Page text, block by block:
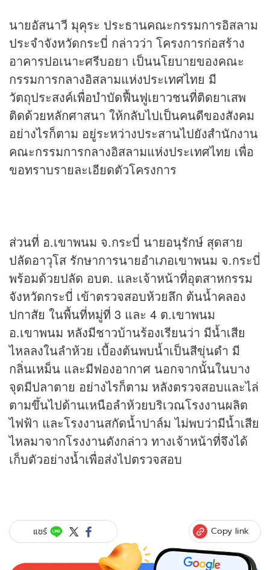
นายอัสนาวี มุคุระ ประธานคณะกรรมการอิสลาม
ประจำจังหวัดกระบี่ กล่าวว่า โครงการก่อสร้าง
อาคารปอเนาะศรีบอยา เป็นนโยบายของคณะ
กรรมการกลางอิสลามแห่งประเทศไทย มี
วัตถุประสงค์เพื่อบำบัดฟื้นฟูเยาวชนที่ติดยาเสพ
ติดด้วยหลักศาสนา ให้กลับไปเป็นคนดีของสังคม
อย่างไรก็ตาม อยู่ระหว่างประสานไปยังสำนักงาน
คณะกรรมการกลางอิสลามแห่งประเทศไทย เพื่อ
ขอทราบรายละเอียดตัวโครงการ
ส่วนที่ อ.เขาพนม จ.กระบี่ นายอนุรักษ์ สุดสาย
ปลัดอาวุโส รักษาการนายอำเภอเขาพนม จ.กระบี่
พร้อมด้วยปลัด อบต. และเจ้าหน้าที่อุตสาหกรรม
จังหวัดกระบี่ เข้าตรวจสอบห้วยลึก ต้นน้ำคลอง
ปกาสัย ในพื้นที่หมู่ที่ 3 และ 4 ต.เขาพนม
อ.เขาพนม หลังมีชาวบ้านร้องเรียนว่า มีน้ำเสีย
ไหลลงในลำห้วย เบื้องต้นพบน้ำเป็นสีขุ่นดำ มี
กลิ่นเหม็น และมีฟองอากาศ นอกจากนั้นในบาง
จุดมีปลาตาย อย่างไรก็ตาม หลังตรวจสอบและไล่
ตามขึ้นไปด้านเหนือลำห้วยบริเวณโรงงานผลิต
ไฟฟ้า และโรงงานสกัดน้ำปาล์ม ไม่พบว่ามีน้ำเสีย
ไหลมาจากโรงงานดังกล่าว ทางเจ้าหน้าที่จึงได้
เก็บตัวอย่างน้ำเพื่อส่งไปตรวจสอบ
แชร์ Copy link